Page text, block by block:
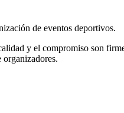
de eventos deportivos.
y el compromiso son